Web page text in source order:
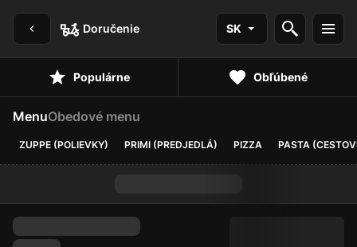
Doručenie SK
Populárne Obľúbené
MenuObedové menu
ZUPPE (POLIEVKY) PRIMI (PREDJEDLÁ) PIZZA PASTA